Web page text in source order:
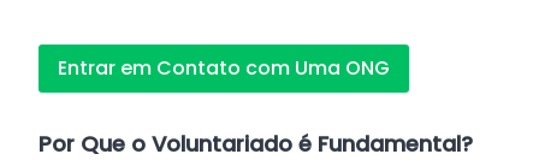
Entrar em Contato com Uma ONG
Por Que o Voluntariado é Fundamental?